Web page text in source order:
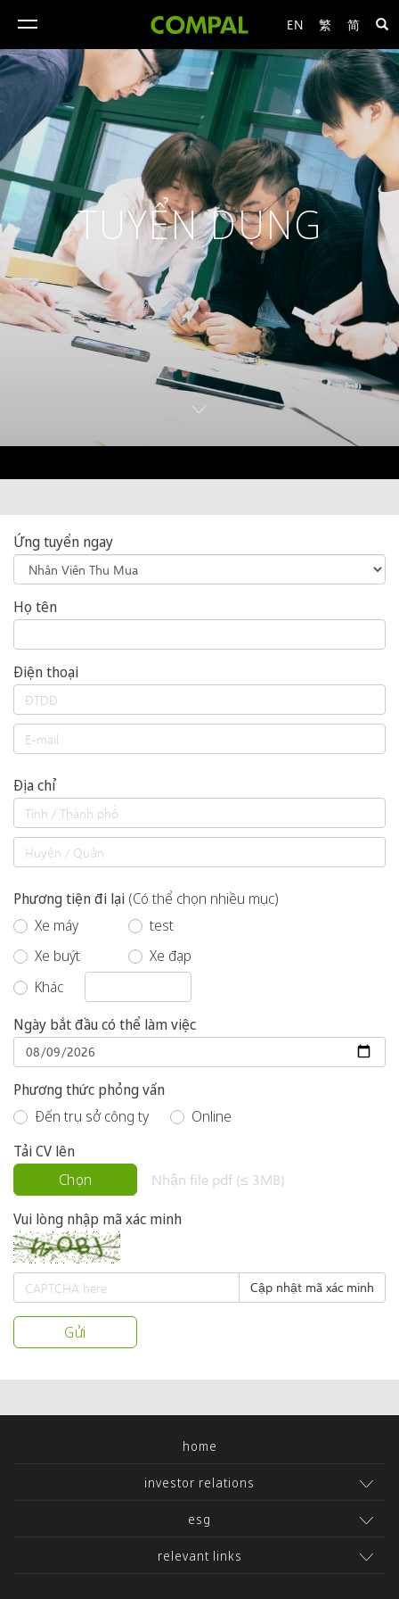
toggle
EN 繁 简
TUYỂN DỤNG
Ứng tuyển ngay
Họ tên
Điện thoại
Địa chỉ
Phương tiện đi lại (Có thể chọn nhiều mục)
Xe máy
test
Xe buýt
Xe đạp
Khác
Ngày bắt đầu có thể làm việc
Phương thức phỏng vấn
Đến trụ sở công ty
Online
Tải CV lên
Chọn
Nhận file pdf (≤ 3MB)
Vui lòng nhập mã xác minh
Cập nhật mã xác minh
Gửi
home
investor relations
esg
relevant links